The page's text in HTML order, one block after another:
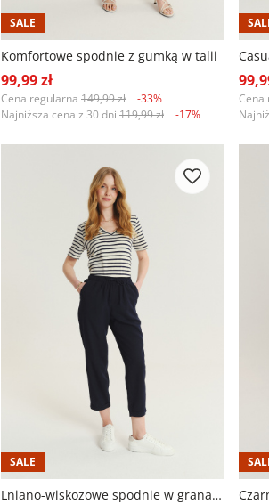
SALE
Komfortowe spodnie z gumką w talii
99,99 zł
Cena regularna 149,99 zł
-33%
Najniższa cena z 30 dni 119,99 zł -17%
SALE
Lniano-wiskozowe spodnie w granatowym kolorze